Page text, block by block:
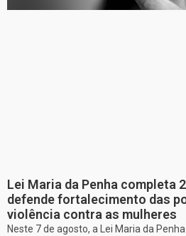
Lei Maria da Penha completa
defende fortalecimento das
violência contra as mulheres
Neste 7 de agosto, a Lei Maria da